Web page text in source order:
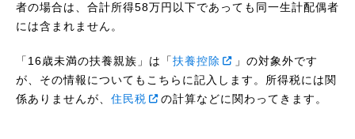
者の場合は、合計所得58万円以下であっても同一生計配偶者
には含まれません。
「16歳未満の扶養親族」は「扶養控除
」の対象外です
が、その情報についてもこちらに記入します。所得税には関
係ありませんが、 住民税 の計算などに関わってきます。